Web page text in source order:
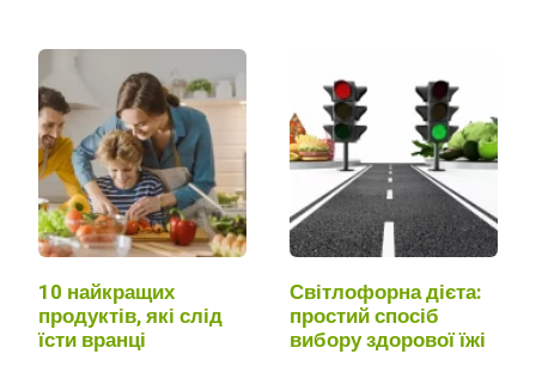
10 найкращих
продуктів, які слід
їсти вранці
Світлофорна дієта:
простий спосіб
вибору здорової їжі